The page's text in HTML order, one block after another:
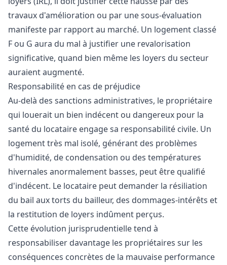
travaux d'amélioration ou par une sous-évaluation
manifeste par rapport au marché. Un logement classé
F ou G aura du mal à justifier une revalorisation
significative, quand bien même les loyers du secteur
auraient augmenté.
Responsabilité en cas de préjudice
Au-delà des sanctions administratives, le propriétaire
qui louerait un bien indécent ou dangereux pour la
santé du locataire engage sa responsabilité civile. Un
logement très mal isolé, générant des problèmes
d'humidité, de condensation ou des températures
hivernales anormalement basses, peut être qualifié
d'indécent. Le locataire peut demander la résiliation
du bail aux torts du bailleur, des dommages-intérêts et
la restitution de loyers indûment perçus.
Cette évolution jurisprudentielle tend à
responsabiliser davantage les propriétaires sur les
conséquences concrètes de la mauvaise performance